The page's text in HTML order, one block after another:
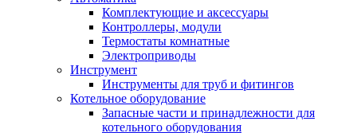
Комплектующие и аксессуары
Контроллеры, модули
Термостаты комнатные
Электроприводы
Инструмент
Инструменты для труб и фитингов
Котельное оборудование
Запасные части и принадлежности для
котельного оборудования